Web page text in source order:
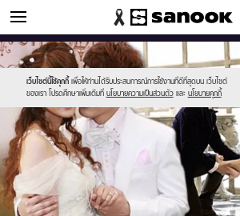
ข่าวบันเทิง
เว็บไซต์นี้ใช้คุกกี้ เพื่อให้ท่านได้รับประสบการณ์การใช้งานที่ดีที่สุดบน เว็บไซต์
ของเรา โปรดศึกษาเพิ่มเติมที่ นโยบายความเป็นส่วนตัว และ นโยบายคุกกี้
Sanook
//s.isanook.com/sr/0/images/logo-
new-
sanook.png
600
60
//s.isanook.com/ns/0/ud/259/1298720/